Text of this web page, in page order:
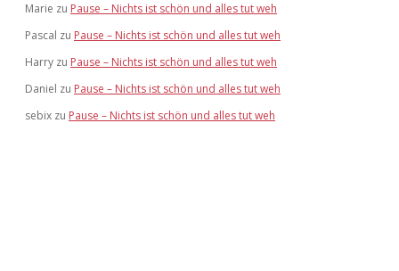
Marie zu Pause – Nichts ist schön und alles tut weh
Pascal zu Pause – Nichts ist schön und alles tut weh
Harry zu Pause – Nichts ist schön und alles tut weh
Daniel zu Pause – Nichts ist schön und alles tut weh
sebix zu Pause – Nichts ist schön und alles tut weh